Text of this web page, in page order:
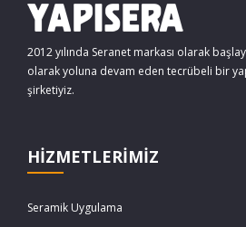
2012 yılında Seranet markası olarak
olarak yoluna devam eden tecrübeli bir
şirketiyiz.
HİZMETLERİMİZ
Seramik Uygulama